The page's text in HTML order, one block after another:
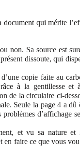
document qui mérite
non. Sa source est
dissoute, qui
copie faite au
à la gentillesse et
de la circulaire ci-
Seule la page 4 a dû
d’affichage
et vu sa nature et
en faire ce que vous